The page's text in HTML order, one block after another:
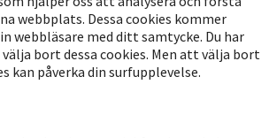
webbplats. Dessa cookies kommer
webbläsare med ditt samtycke. Du har
bort dessa cookies. Men att välja bort
kan påverka din surfupplevelse.